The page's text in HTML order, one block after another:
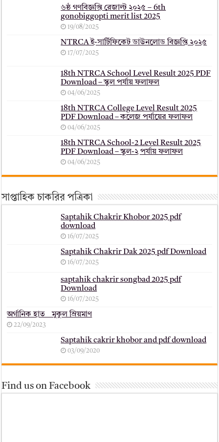
৬ষ্ঠ গণবিজ্ঞপ্তি রেজাল্ট ২০২৫ – 6th
gonobiggopti merit list 2025
19/08/2025
NTRCA ই-সার্টিফিকেট ডাউনলোড বিজ্ঞপ্তি ২০২৫
17/07/2025
18th NTRCA School Level Result 2025 PDF
Download – স্কুল পর্যায় ফলাফল
04/06/2025
18th NTRCA College Level Result 2025
PDF Download – কলেজ পর্যায়ের ফলাফল
04/06/2025
18th NTRCA School-2 Level Result 2025
PDF Download – স্কুল-২ পর্যায় ফলাফল
04/06/2025
সাপ্তাহিক চাকরির পত্রিকা
Saptahik Chakrir Khobor 2025 pdf
download
16/07/2025
Saptahik Chakrir Dak 2025 pdf Download
16/07/2025
saptahik chakrir songbad 2025 pdf
Download
16/07/2025
অর্গানিক হাত _ মুকুল ম্রিয়মাণ
22/09/2023
Saptahik cakrir khobor and pdf download
03/09/2020
Find us on Facebook